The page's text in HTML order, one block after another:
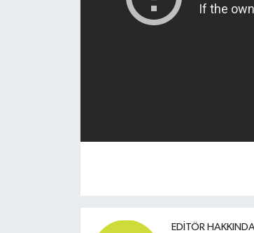
EDITÖR HAKKINDA